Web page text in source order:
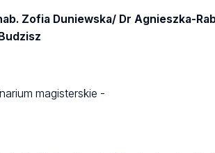
Zofia Duniewska/ Dr Agnieszka-
magisterskie -